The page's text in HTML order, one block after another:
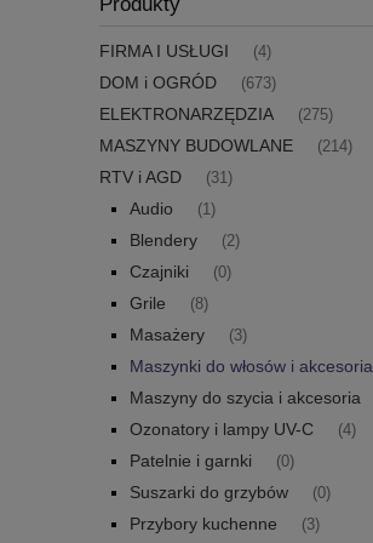
FIRMA I USŁUGI (4)
DOM i OGRÓD (673)
ELEKTRONARZĘDZIA (275)
MASZYNY BUDOWLANE (214)
RTV i AGD (31)
Audio (1)
Blendery (2)
Czajniki (0)
Grile (8)
Masażery (3)
Maszynki do włosów i akcesoria
Maszyny do szycia i akcesoria
Ozonatory i lampy UV-C (4)
Patelnie i garnki (0)
Suszarki do grzybów (0)
Przybory kuchenne (3)